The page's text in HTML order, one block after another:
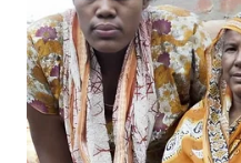
WN
BOROBUDUR
WN
MADURA